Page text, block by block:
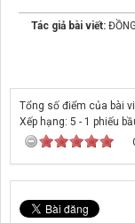
Tác giả bài viết:
Tổng số điểm của bài
Xếp hạng: 5 - 1 phiếu